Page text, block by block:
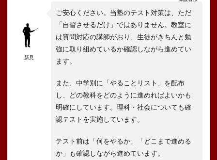
新見
ご安心ください。当塾のテスト対策は、ただ
「自習させるだけ」ではありません。教室に
は質問対応の講師がおり、生徒がきちんと勉
強に取り組めているか確認しながら進めてい
ます。
また、中学別に「やることリスト」を配布
し、どの教科をどのように進めればよいかも
明確にしています。理科・社会についても確
認テストを実施しています。
テスト前は「何をやるか」「どこまで進める
か」も確認しながら進めています。